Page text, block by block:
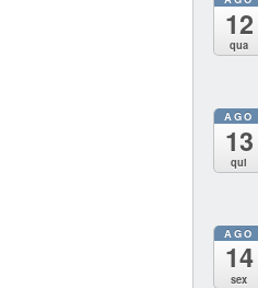
12
qua
AGO
13
qui
AGO
14
sex